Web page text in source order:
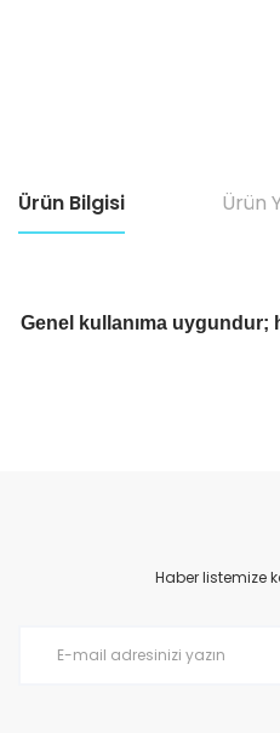
Ürün Bilgisi Ürün
Genel kullanıma uygundur;
Haber listemize